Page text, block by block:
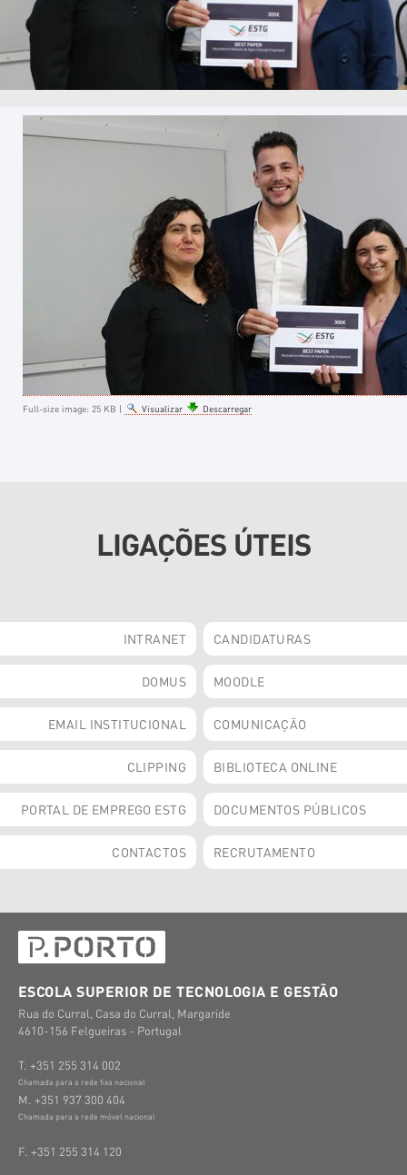
Full-size image: 25 KB | Visualizar Descarregar
LIGAÇÕES ÚTEIS
INTRANET CANDIDATURAS
DOMUS MOODLE
EMAIL INSTITUCIONAL COMUNICAÇÃO
CLIPPING BIBLIOTECA ONLINE
PORTAL DE EMPREGO ESTG DOCUMENTOS PÚBLICOS
CONTACTOS RECRUTAMENTO
ESCOLA SUPERIOR DE TECNOLOGIA E GESTÃO
Rua do Curral, Casa do Curral, Margaride
4610-156 Felgueiras - Portugal
T. +351 255 314 002
Chamada para a rede fixa nacional
M. +351 937 300 404
Chamada para a rede móvel nacional
F. +351 255 314 120